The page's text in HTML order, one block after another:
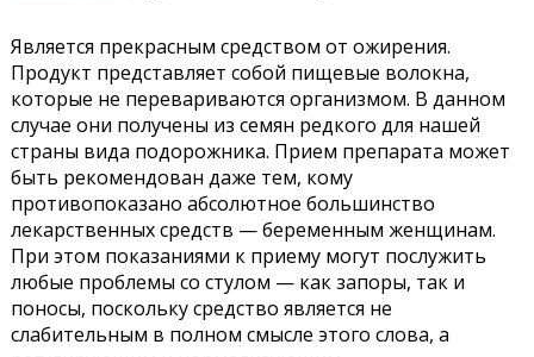
Является прекрасным средством от ожирения.
Продукт представляет собой пищевые волокна,
которые не перевариваются организмом. В данном
случае они получены из семян редкого для нашей
страны вида подорожника. Прием препарата может
быть рекомендован даже тем, кому
противопоказано абсолютное большинство
лекарственных средств — беременным женщинам.
При этом показаниями к приему могут послужить
любые проблемы со стулом — как запоры, так и
поносы, поскольку средство является не
слабительным в полном смысле этого слова, а